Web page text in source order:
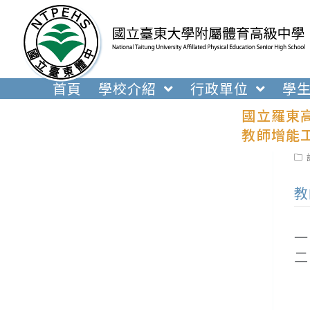
內
首頁 學校介紹 行政單位 學
國立羅東
教師增能